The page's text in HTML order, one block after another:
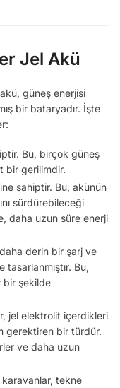
Jel Akü
güneş enerjisi
bir bataryadır. İşte
Bu, birçok güneş
bir gerilimdir.
sahiptir. Bu, akünün
sürdürebileceği
daha uzun süre enerji
derin bir şarj ve
Bu,
bir şekilde
jel elektrolit içerdikleri
gerektiren bir türdür.
ve daha uzun
karavanlar, tekne